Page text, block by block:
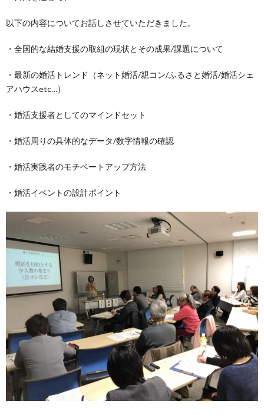
以下の内容についてお話しさせていただきました。
・全国的な結婚支援の取組の現状とその成果/課題について
・最新の婚活トレンド（ネット婚活/親コン/ふるさと婚活/婚活シェ
アハウスetc…）
・婚活支援者としてのマインドセット
・婚活周りの具体的なデータ/数字情報の確認
・婚活実践者のモチベートアップ方法
・婚活イベントの設計ポイント